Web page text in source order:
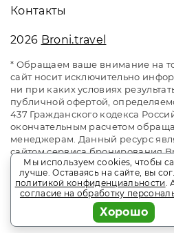
Контакты
2026 Broni.travel
* Обращаем ваше внимание на
сайт носит исключительно
ни при каких условиях
публичной офертой,
437 Гражданского кодекса
окончательным расчетом
менеджерам. Данный ресурс
сайтом сервиса бронирования
Lesnoy / Лесной. Сайт онлайн
Актуальные цены, прайс-листы
спецпредложения. Выгодное
Индивидуальный менеджер. Не
сайтом объекта размещения.
Мы используем cookies, чтобы
лучше. Оставаясь на сайте, вы
политикой конфиденциальности.
согласие на обработку
Хорошо